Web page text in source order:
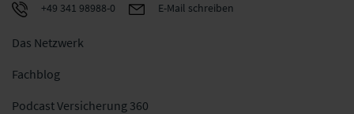
+49 341 98988-0 E-Mail schreiben
Das Netzwerk
Fachblog
Podcast Versicherung 360